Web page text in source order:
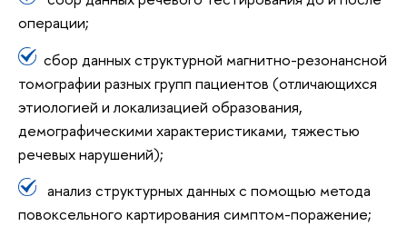
операции;
сбор данных структурной магнитно-резонансной
томографии разных групп пациентов (отличающихся
этиологией и локализацией образования,
демографическими характеристиками, тяжестью
речевых нарушений);
анализ структурных данных c помощью метода
повоксельного картирования симптом-поражение;